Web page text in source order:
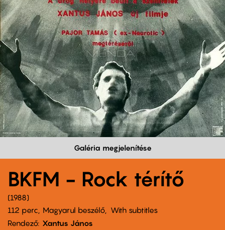
Galéria megjelenítése
BKFM - Rock térítő
1988
112 perc,
Magyarul beszélő
With subtitles
Rendező Xantus János